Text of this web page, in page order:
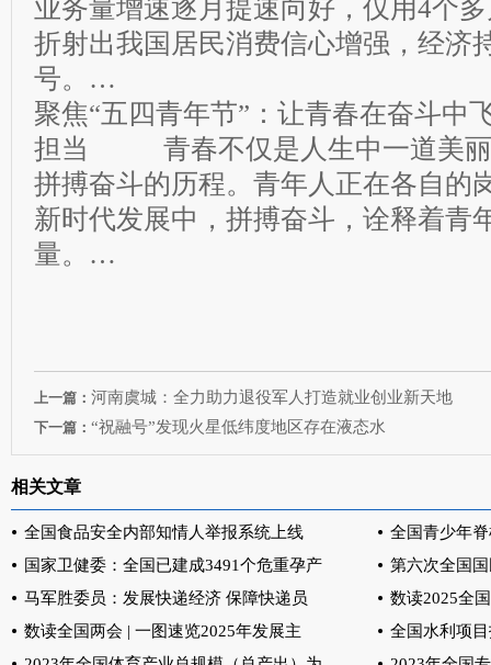
业务量增速逐月提速向好，仅用4个
折射出我国居民消费信心增强，经济
号。…
聚焦“五四青年节”：让青春在奋斗中
担当
青春不仅是人生中一道美丽
拼搏奋斗的历程。青年人正在各自的
新时代发展中，拼搏奋斗，诠释着青
量。…
上一篇： 河南虞城：全力助力退役军人打造就业创业新天地
下一篇： “祝融号”发现火星低纬度地区存在液态水
相关文章
全国食品安全内部知情人举报系统上线
全国青少年
国家卫健委：全国已建成3491个危重孕产
第六次全国
马军胜委员：发展快递经济 保障快递员
数读2025全
数读全国两会 | 一图速览2025年发展主
全国水利项